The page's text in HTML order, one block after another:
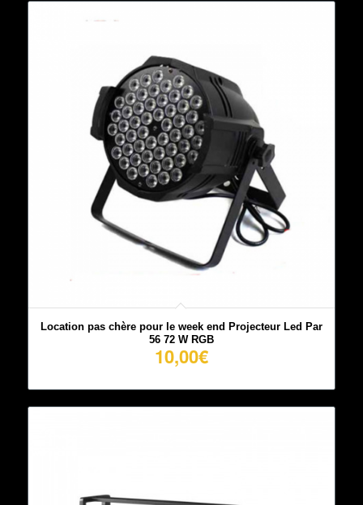
Location pas chère pour le week end Projecteur Led Par
56 72 W RGB
10,00€